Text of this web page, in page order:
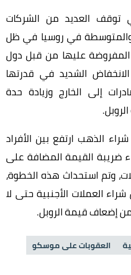
توقف العديد من الشركات
والمتوسطة في روسيا في ظل
المفروضة عليها من قبل دول
الشديد في قدرتها
إلى الخارج وزيادة حدة
الذهب ارتفع بين الأفراد
ضريبة القيمة المضافة على
وتم استحداث هذه الخطوة،
العملات الأجنبية حتى لا
إضعاف قيمة الروبل.
العقوبات على موسكو